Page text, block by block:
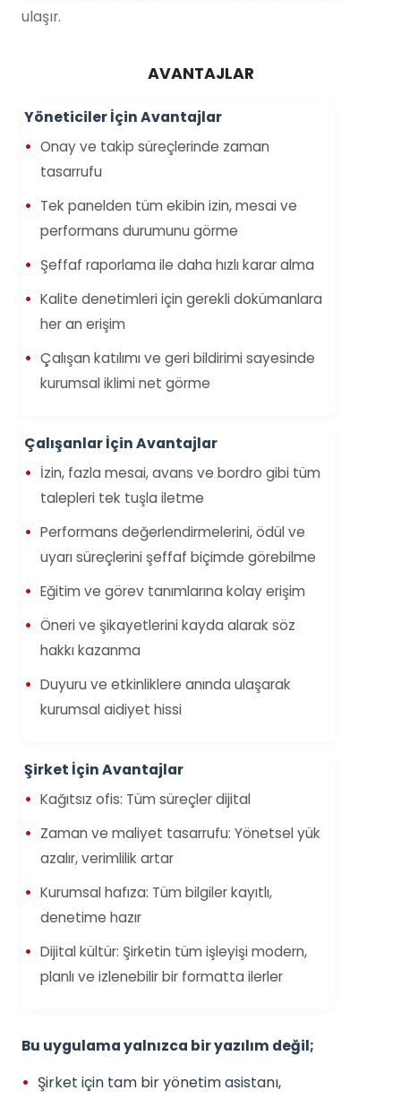
ulaşır.
AVANTAJLAR
Yöneticiler İçin Avantajlar
Onay ve takip süreçlerinde zaman
tasarrufu
Tek panelden tüm ekibin izin, mesai ve
performans durumunu görme
Şeffaf raporlama ile daha hızlı karar alma
Kalite denetimleri için gerekli dokümanlara
her an erişim
Çalışan katılımı ve geri bildirimi sayesinde
kurumsal iklimi net görme
Çalışanlar İçin Avantajlar
İzin, fazla mesai, avans ve bordro gibi tüm
talepleri tek tuşla iletme
Performans değerlendirmelerini, ödül ve
uyarı süreçlerini şeffaf biçimde görebilme
Eğitim ve görev tanımlarına kolay erişim
Öneri ve şikayetlerini kayda alarak söz
hakkı kazanma
Duyuru ve etkinliklere anında ulaşarak
kurumsal aidiyet hissi
Şirket İçin Avantajlar
Kağıtsız ofis: Tüm süreçler dijital
Zaman ve maliyet tasarrufu: Yönetsel yük
azalır, verimlilik artar
Kurumsal hafıza: Tüm bilgiler kayıtlı,
denetime hazır
Dijital kültür: Şirketin tüm işleyişi modern,
planlı ve izlenebilir bir formatta ilerler
Bu uygulama yalnızca bir yazılım değil;
Şirket için tam bir yönetim asistanı,